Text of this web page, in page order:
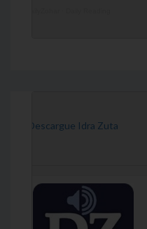
[Descargue Idra Zuta